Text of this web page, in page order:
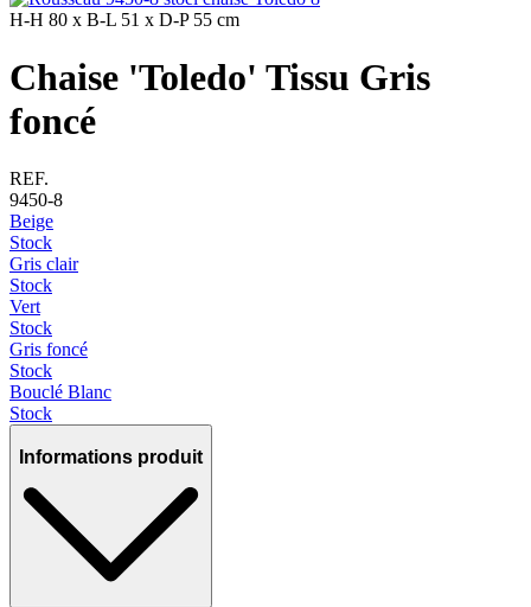
H-H 80 x B-L 51 x D-P55 cm
Chaise 'Toledo' Tissu Gris
foncé
REF.
9450-8
Beige
Stock
Gris clair
Stock
Vert
Stock
Gris foncé
Stock
Bouclé Blanc
Stock
Informations produit